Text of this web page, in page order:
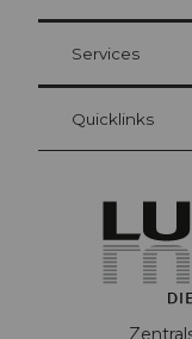
Gästekarte
Ihre Vorteile als
Services
Quicklinks